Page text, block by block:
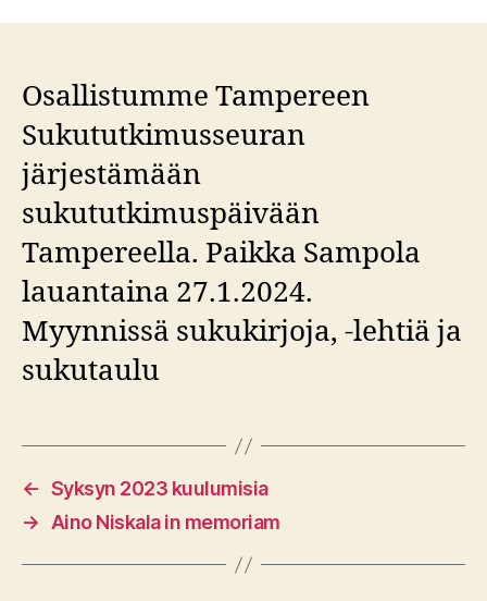
Osallistumme Tampereen
Sukututkimusseuran
järjestämään
sukututkimuspäivään
Tampereella. Paikka Sampola
lauantaina 27.1.2024.
Myynnissä sukukirjoja, -lehtiä ja
sukutaulu
← Syksyn 2023 kuulumisia
→ Aino Niskala in memoriam